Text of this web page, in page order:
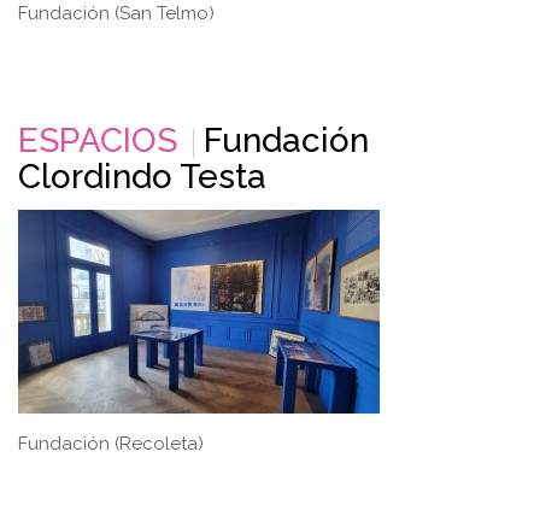
Fundación (San Telmo)
ESPACIOS
Fundación
Clordindo Testa
Fundación (Recoleta)